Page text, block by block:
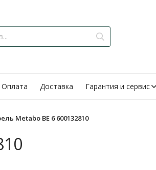
Оплата Доставка Гарантия и сервис
Metabo BE 6 600132810